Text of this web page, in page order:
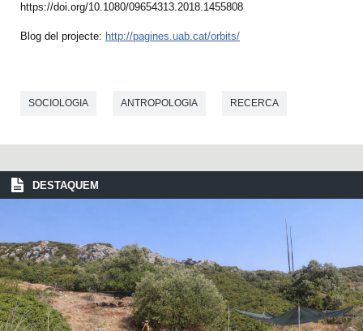
https://doi.org/10.1080/09654313.2018.1455808
Blog del projecte: http://pagines.uab.cat/orbits/
SOCIOLOGIA ANTROPOLOGIA RECERCA
DESTAQUEM